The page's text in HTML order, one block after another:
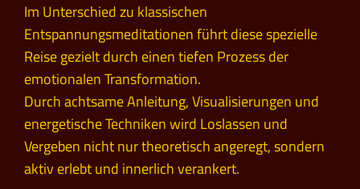
Im Unterschied zu klassischen
Entspannungsmeditationen führt diese spezielle
Reise gezielt durch einen tiefen Prozess der
emotionalen Transformation.
Durch achtsame Anleitung, Visualisierungen und
energetische Techniken wird Loslassen und
Vergeben nicht nur theoretisch angeregt, sondern
aktiv erlebt und innerlich verankert.